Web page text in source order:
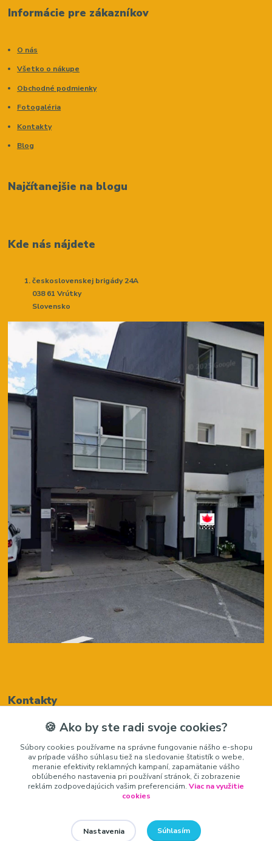
Informácie pre zákazníkov
O nás
Všetko o nákupe
Obchodné podmienky
Fotogaléria
Kontakty
Blog
Najčítanejšie na blogu
Kde nás nájdete
československej brigády 24A
038 61 Vrútky
Slovensko
Kontakty
+421948050205
(Po-Pia, 8-16 hod.)
zariadeniedosalonu@gmail.com
🍪 Ako by ste radi svoje cookies?
Súbory cookies používame na správne fungovanie nášho e-shopu
av prípade vášho súhlasu tiež na sledovanie štatistík o webe,
meranie efektivity reklamných kampaní, zapamätanie vášho
obľúbeného nastavenia pri používaní stránok, či zobrazenie
reklám zodpovedajúcich vašim preferenciám. Viac na využitie
cookies
Nastavenia Súhlasím